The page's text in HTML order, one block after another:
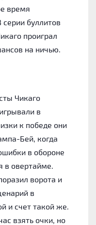
время
буллитов
проиграл
на ничью.
Чикаго
в
к победе они
Бей, когда
в обороне
в овертайме.
ворота и
в
и счет такой же.
взять очки, но